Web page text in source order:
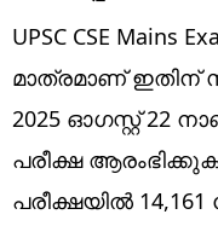
Lifestyle
world
Technology
Religion
UPSC CSE Mains
മാത്രമാണ് ഇതിന്
2025 ഓ​ഗസ്റ്റ് 22
പരീക്ഷ
പരീക്ഷയിൽ